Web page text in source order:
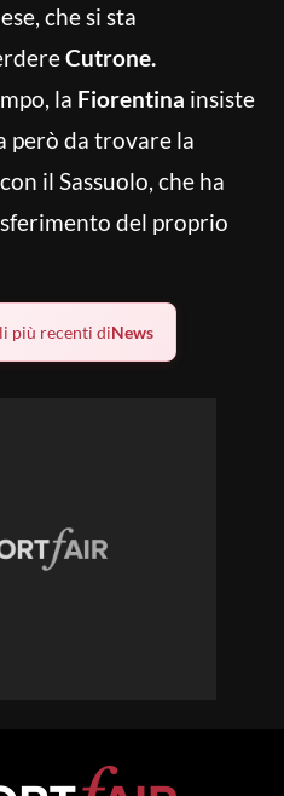
che si sta
Cutrone.
la Fiorentina insiste
però da trovare la
il Sassuolo, che ha
del proprio
più recenti diNews